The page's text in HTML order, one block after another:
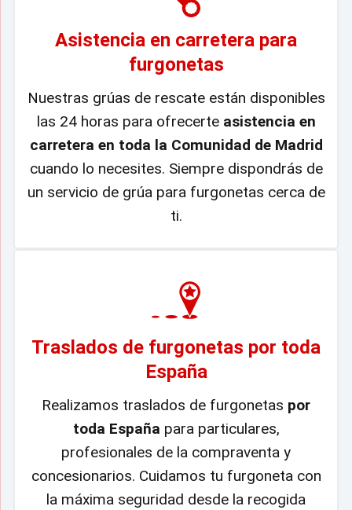
Asistencia en carretera para
furgonetas
Nuestras grúas de rescate están disponibles
las 24 horas para ofrecerte asistencia en
carretera en toda la Comunidad de Madrid
cuando lo necesites. Siempre dispondrás de
un servicio de grúa para furgonetas cerca de
ti.
Traslados de furgonetas por toda
España
Realizamos traslados de furgonetas por
toda España para particulares,
profesionales de la compraventa y
concesionarios. Cuidamos tu furgoneta con
la máxima seguridad desde la recogida